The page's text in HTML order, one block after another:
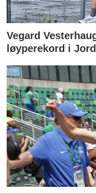
Vegard
løyperekord i